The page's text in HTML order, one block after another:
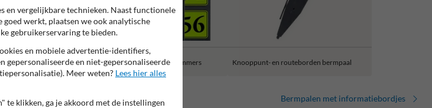
één nummer Huisnummerpaal met twee nummers Knooppunt- en routeborden bermpaal
Bermpalen met informatiebordjes
en vergelijkbare technieken. Naast functionele
werkt, plaatsen we ook analytische
gebruikerservaring te bieden.
en mobiele advertentie-identifiers,
gepersonaliseerde en niet-gepersonaliseerde
Meer weten? Lees hier alles
te klikken, ga je akkoord met de instellingen